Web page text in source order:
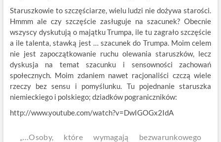
Staruszkowie to szczęściarze, wielu ludzi nie dożywa starości.
Hmmm ale czy szczęście zasługuje na szacunek? Obecnie
wszyscy dyskutują o majątku Trumpa, ile tu zagrało szczęście
a ile talenta, stawką jest … szacunek do Trumpa. Moim celem
nie jest zapoczątkowanie ruchu olewania staruszków, lecz
dyskusja na temat szacunku i sensowności zachowań
społecznych. Moim zdaniem nawet racjonaliści czczą wiele
rzeczy bez sensu i pomyślunku. Tu pojednanie staruszka
niemieckiego i polskiego; dziadków pograniczników:
http://www.youtube.com/watch?v=DwIGOGx2IdA
„…Osoby, które wymagają bezwarunkowego